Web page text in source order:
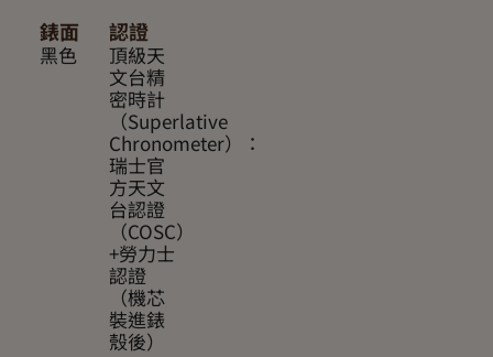
錶面
黑色
認證
頂級天
文台精
密時計
（Superlative
Chronometer）：
瑞士官
方天文
台認證
（COSC）
+勞力士
認證
（機芯
裝進錶
殼後）